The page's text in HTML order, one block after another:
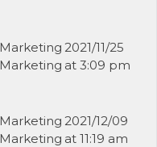
Marketing
Marketing
2021/11/25
at 3:09 pm
Marketing
Marketing
2021/12/09
at 11:19 am